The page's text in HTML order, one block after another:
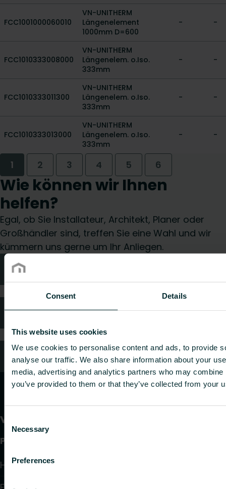
Consent Details
This website uses cookies
We use cookies to personalise content and ads, to provide
analyse our traffic. We also share information about your
media, advertising and analytics partners who may
you’ve provided to them or that they’ve collected from your
Consent
Selection
Necessary
Preferences
FCC1001000060010
VN-UNITHERM
Längenelement
1000mm D=600
- -
FCC1010333008000
VN-UNITHERM
Längenelem. o.Iso.
333mm
- -
FCC1010333011300
VN-UNITHERM
Längenelem. o.Iso.
333mm
- -
FCC1010333013000
VN-UNITHERM
Längenelem. o.Iso.
333mm
- -
1 2 3 4 5 6
Wie können wir Ihnen
helfen?
Egal, ob Sie Installateur, Architekt, Planer oder
Großhändler sind, treffen Sie eine Wahl und wir
kümmern uns gerne um Ihr Anliegen.
Technische Beratung
Häufig gestellte Fragen
Kundendienst
Produkte
Heizkörper